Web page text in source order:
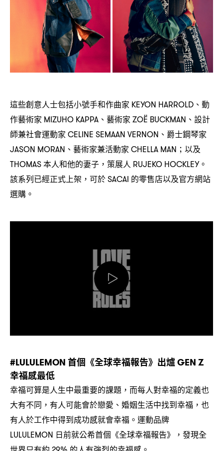
這些創意人士包括小號手和作曲家 KEYON HARROLD 、動
作藝術家 MIZUHO KAPPA 、藝術家 ZOË BUCKMAN 、設計
師兼社會運動家 CELINE SEMAAN VERNON 、爵士鋼琴家
JASON MORAN 、藝術家兼活動家 CHELLA MAN； 以及
THOMAS本人和他的妻子 ， 策展人 RUJEKO HOCKLEY。
該系列已經正式上架 ， 可於SACAI 的零售店以及官方網站
選購。
#LULULEMON首個《全球幸福報告》出爐GEN Z
幸福感最低
幸福可算是人生中最重要的課題 ， 而每人對幸福的定義也
大有不同 ， 有人可能會於戀愛、婚姻生活中找到幸福 ， 也
有人於工作中得到成功感就會幸福。運動品牌
LULULEMON 日前就公希首個《全球幸福報告》 ， 發現全